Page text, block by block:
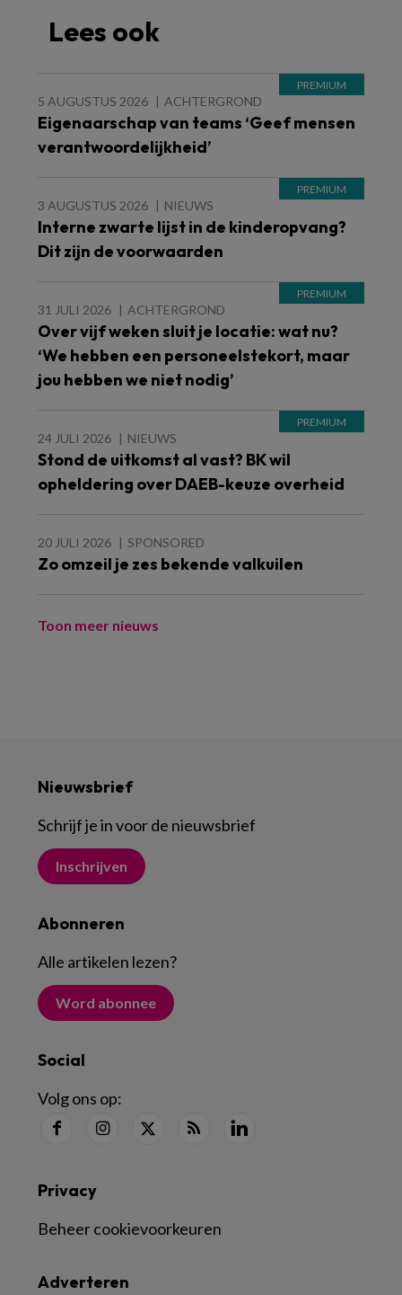
Lees ook
5 AUGUSTUS 2026 ACHTERGROND
Eigenaarschap van teams ‘Geef mensen
verantwoordelijkheid’
3 AUGUSTUS 2026 NIEUWS
Interne zwarte lijst in de kinderopvang?
Dit zijn de voorwaarden
31 JULI 2026 ACHTERGROND
Over vijf weken sluit je locatie: wat nu?
‘We hebben een personeelstekort, maar
jou hebben we niet nodig’
24 JULI 2026 NIEUWS
Stond de uitkomst al vast? BK wil
opheldering over DAEB-keuze overheid
20 JULI 2026 SPONSORED
Zo omzeil je zes bekende valkuilen
Toon meer nieuws
Nieuwsbrief
Schrijf je in voor de nieuwsbrief
Inschrijven
Abonneren
Alle artikelen lezen?
Word abonnee
Social
Volg ons op:
Adverteren
Privacy
Beheer cookievoorkeuren